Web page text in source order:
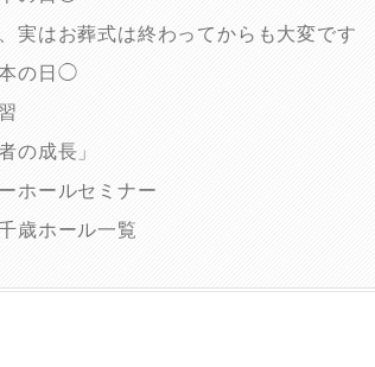
実はお葬式は終わってからも大変です
の日◯
の成長」
ホールセミナー
歳ホール一覧